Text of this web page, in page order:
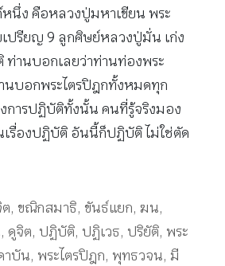
หนึ่ง คือหลวงปู่มหาเขียน พระ
ปรียญ 9 ลูกศิษย์หลวงปู่มั่น เก่ง
านบอกเลยว่าท่านท่องพระ
นบอกพระไตรปิฎกทั้งหมดทุก
งการปฏิบัติทั้งนั้น คนที่รู้จริงมอง
รื่องปฏิบัติ อันนี้ก็ปฏิบัติ ไม่ใช่ตัด
, ขณิกสมาธิ, ขันธ์แยก, ฆน,
, ดูจิต, ปฏิบัติ, ปฏิเวธ, ปริยัติ, พระ
าบัน, พระไตรปิฎก, พุทธวจน, มี